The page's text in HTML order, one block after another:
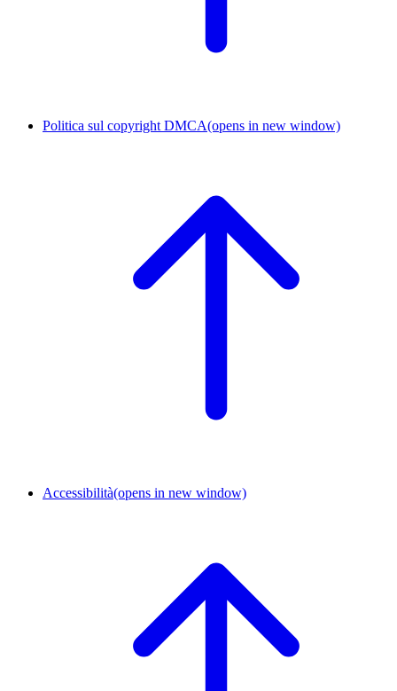
Politica sul copyright DMCA(opens in new window)
Accessibilità(opens in new window)